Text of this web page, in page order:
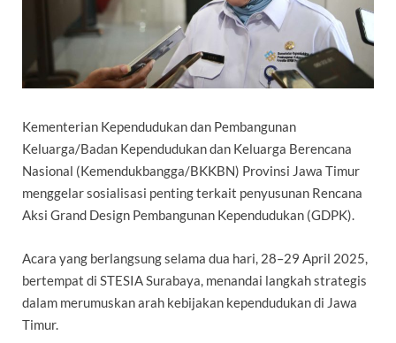
Kementerian Kependudukan dan Pembangunan
Keluarga/Badan Kependudukan dan Keluarga Berencana
Nasional (Kemendukbangga/BKKBN) Provinsi Jawa Timur
menggelar sosialisasi penting terkait penyusunan Rencana
Aksi Grand Design Pembangunan Kependudukan (GDPK).
Acara yang berlangsung selama dua hari, 28–29 April 2025,
bertempat di STESIA Surabaya, menandai langkah strategis
dalam merumuskan arah kebijakan kependudukan di Jawa
Timur.